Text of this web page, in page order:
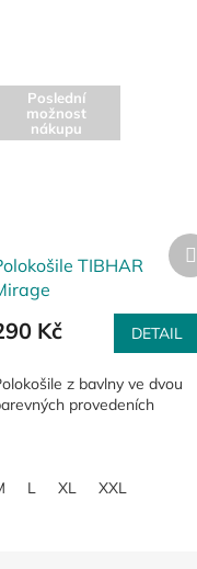
Poslední
možnost
nákupu
TIBHAR
Kč DETAIL
z bavlny ve dvou
provedeních
L XL XXL